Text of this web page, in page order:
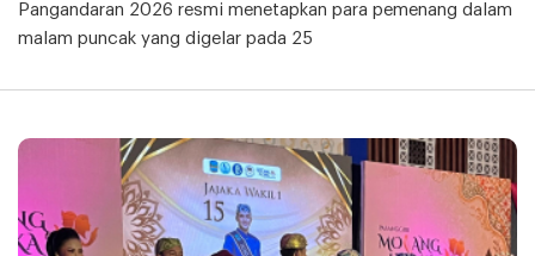
Pangandaran 2026 resmi menetapkan para pemenang dalam
malam puncak yang digelar pada 25